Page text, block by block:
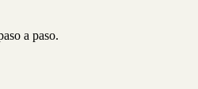
a paso.